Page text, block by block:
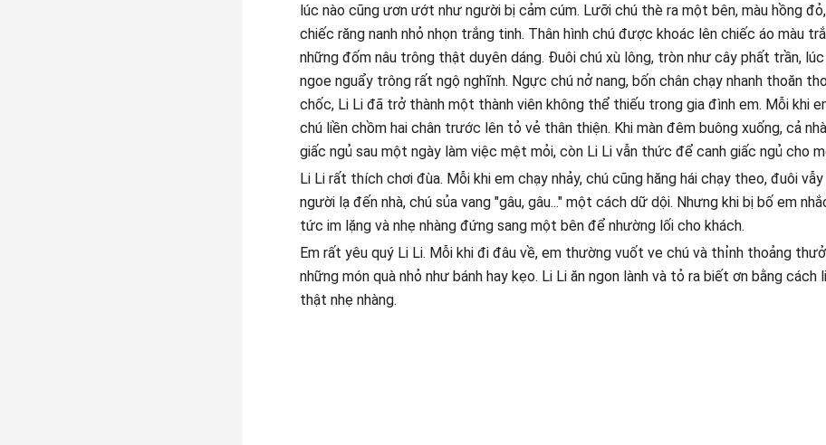
lúc nào cũng ươn ướt như người bị cảm cúm. Lưỡi chú thè ra một bên, màu hồng
chiếc răng nanh nhỏ nhọn trắng tinh. Thân hình chú được khoác lên chiếc áo màu
những đốm nâu trông thật duyên dáng. Đuôi chú xù lông, tròn như cây phất trần,
ngoe nguẩy trông rất ngộ nghĩnh. Ngực chú nở nang, bốn chân chạy nhanh thoăn
chốc, Li Li đã trở thành một thành viên không thể thiếu trong gia đình em. Mỗi khi
chú liền chồm hai chân trước lên tỏ vẻ thân thiện. Khi màn đêm buông xuống, cả
giấc ngủ sau một ngày làm việc mệt mỏi, còn Li Li vẫn thức để canh giấc ngủ cho
Li Li rất thích chơi đùa. Mỗi khi em chạy nhảy, chú cũng hăng hái chạy theo, đuôi
người lạ đến nhà, chú sủa vang "gâu, gâu..." một cách dữ dội. Nhưng khi bị bố em
tức im lặng và nhẹ nhàng đứng sang một bên để nhường lối cho khách.
Em rất yêu quý Li Li. Mỗi khi đi đâu về, em thường vuốt ve chú và thỉnh thoảng
những món quà nhỏ như bánh hay kẹo. Li Li ăn ngon lành và tỏ ra biết ơn bằng cách
thật nhẹ nhàng.